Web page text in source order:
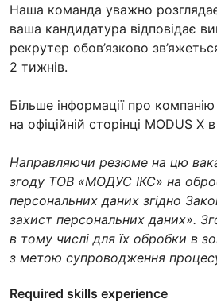
Наша команда уважно
ваша кандидатура відповідає
рекрутер обов’язково
2 тижнів.
Більше інформації про
на офіційній сторінці MODUS X
Направляючи резюме на цю
згоду ТОВ «МОДУС ІКС» на
персональних даних згідно
захист персональних даних».
в тому числі для їх обробки в
з метою супроводження
Required skills experience